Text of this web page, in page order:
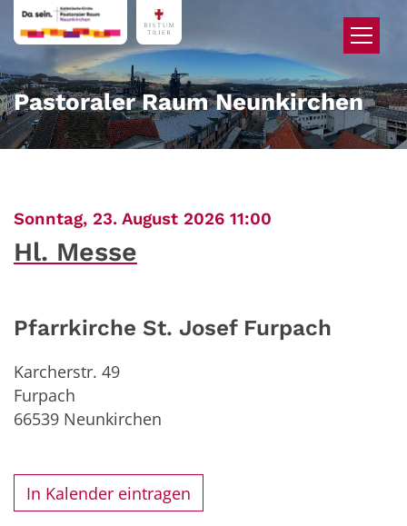
Zum Inhalt springen
Pastoraler Raum Neunkirchen
Sonntag, 23. August 2026 11:00
Hl. Messe
Pfarrkirche St. Josef Furpach
Karcherstr. 49
Furpach
66539 Neunkirchen
In Kalender eintragen